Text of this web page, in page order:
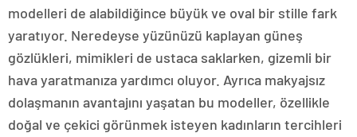
modelleri de alabildiğince büyük ve oval bir stille fark
yaratıyor. Neredeyse yüzünüzü kaplayan güneş
gözlükleri, mimikleri de ustaca saklarken, gizemli bir
hava yaratmanıza yardımcı oluyor. Ayrıca makyajsız
dolaşmanın avantajını yaşatan bu modeller, özellikle
doğal ve çekici görünmek isteyen kadınların tercihleri